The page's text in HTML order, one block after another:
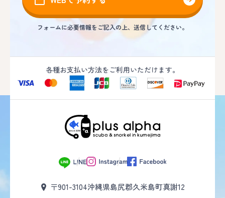
フォームに必要情報をご記入の上、送信してください。
各種お支払い方法をご利用いただけます。
〒901-3104沖縄県島尻郡久米島町真謝12